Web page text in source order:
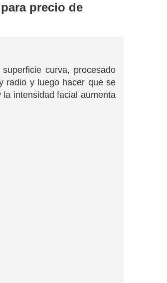
precio de
curva, procesado
radio y luego hacer que se
intensidad facial aumenta